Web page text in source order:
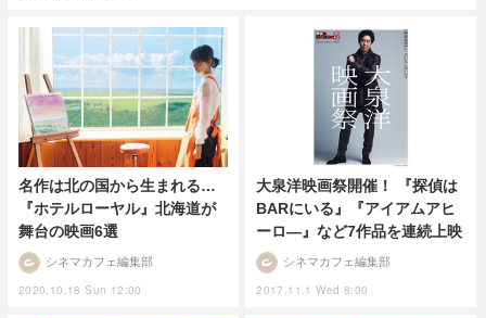
名作は北の国から生まれる…
『ホテルローヤル』北海道が
舞台の映画6選
2020.10.18 Sun 12:00
シネマカフェ編集部
大泉洋映画祭開催！ 『探偵は
BARにいる』『アイアムアヒ
ーロ―』など7作品を連続上映
2017.11.1 Wed 8:00
シネマカフェ編集部